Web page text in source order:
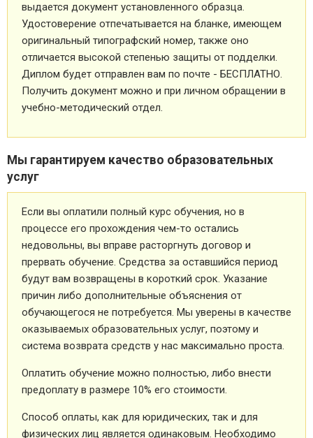
выдается документ установленного образца.
Удостоверение отпечатывается на бланке, имеющем
оригинальный типографский номер, также оно
отличается высокой степенью защиты от подделки.
Диплом будет отправлен вам по почте - БЕСПЛАТНО.
Получить документ можно и при личном обращении в
учебно-методический отдел.
Мы гарантируем качество образовательных
услуг
Если вы оплатили полный курс обучения, но в
процессе его прохождения чем-то остались
недовольны, вы вправе расторгнуть договор и
прервать обучение. Средства за оставшийся период
будут вам возвращены в короткий срок. Указание
причин либо дополнительные объяснения от
обучающегося не потребуется. Мы уверены в качестве
оказываемых образовательных услуг, поэтому и
система возврата средств у нас максимально проста.
Оплатить обучение можно полностью, либо внести
предоплату в размере 10% его стоимости.
Способ оплаты, как для юридических, так и для
физических лиц является одинаковым. Необходимо